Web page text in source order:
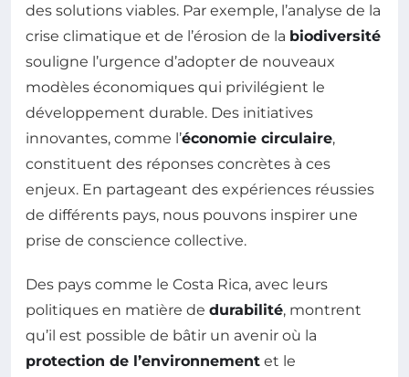
des solutions viables. Par exemple, l’analyse de la
crise climatique et de l’érosion de la biodiversité
souligne l’urgence d’adopter de nouveaux
modèles économiques qui privilégient le
développement durable. Des initiatives
innovantes, comme l’économie circulaire,
constituent des réponses concrètes à ces
enjeux. En partageant des expériences réussies
de différents pays, nous pouvons inspirer une
prise de conscience collective.
Des pays comme le Costa Rica, avec leurs
politiques en matière de durabilité, montrent
qu’il est possible de bâtir un avenir où la
protection de l’environnement et le